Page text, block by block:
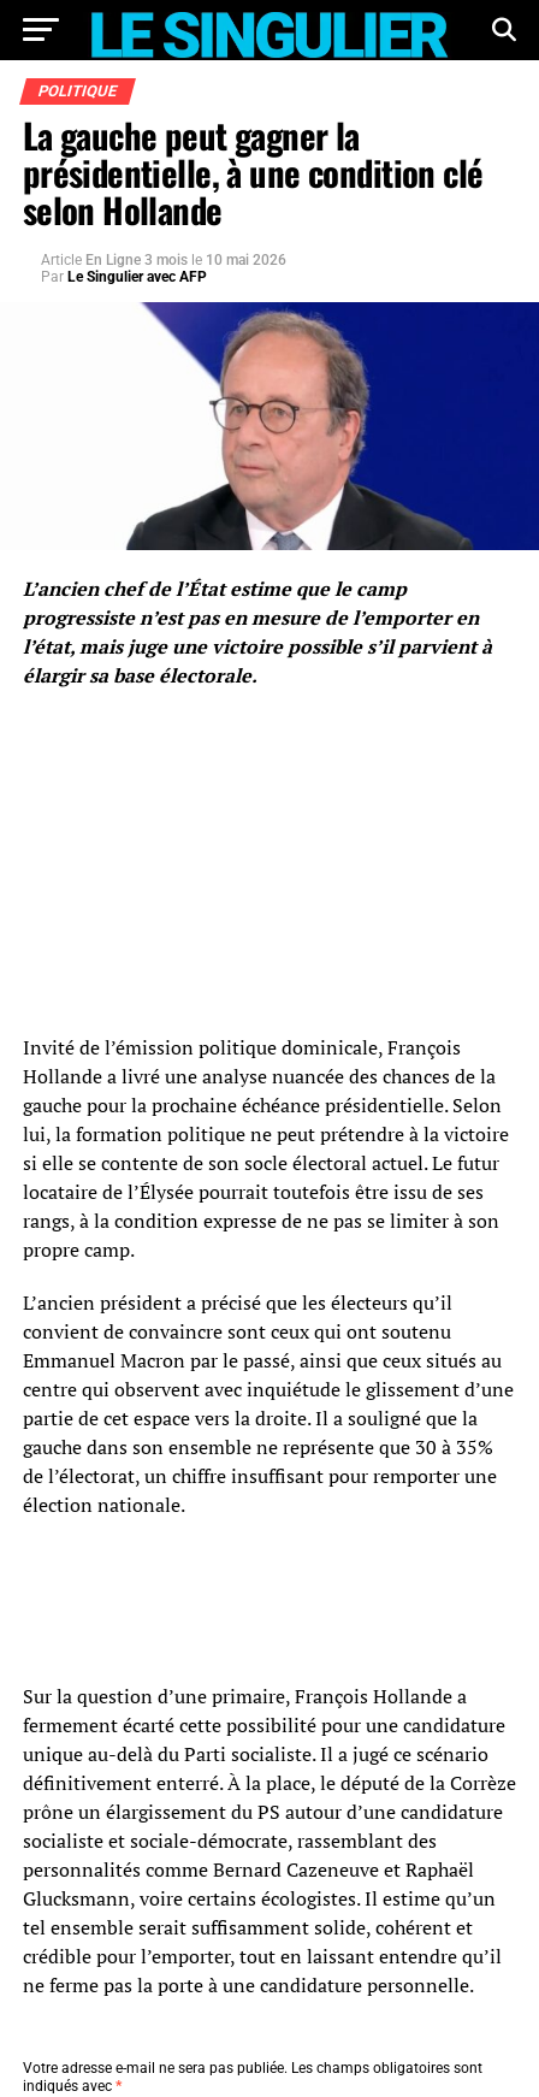
POLITIQUE
La gauche peut gagner la
présidentielle, à une condition clé
selon Hollande
Article En Ligne 3 mois le 10 mai 2026
Par Le Singulier avec AFP
L’ancien chef de l’État estime que le camp
progressiste n’est pas en mesure de l’emporter en
l’état, mais juge une victoire possible s’il parvient à
élargir sa base électorale.
Invité de l’émission politique dominicale, François
Hollande a livré une analyse nuancée des chances de la
gauche pour la prochaine échéance présidentielle. Selon
lui, la formation politique ne peut prétendre à la victoire
si elle se contente de son socle électoral actuel. Le futur
locataire de l’Élysée pourrait toutefois être issu de ses
rangs, à la condition expresse de ne pas se limiter à son
propre camp.
L’ancien président a précisé que les électeurs qu’il
convient de convaincre sont ceux qui ont soutenu
Emmanuel Macron par le passé, ainsi que ceux situés au
centre qui observent avec inquiétude le glissement d’une
partie de cet espace vers la droite. Il a souligné que la
gauche dans son ensemble ne représente que 30 à 35%
de l’électorat, un chiffre insuffisant pour remporter une
élection nationale.
Sur la question d’une primaire, François Hollande a
fermement écarté cette possibilité pour une candidature
unique au-delà du Parti socialiste. Il a jugé ce scénario
définitivement enterré. À la place, le député de la Corrèze
prône un élargissement du PS autour d’une candidature
socialiste et sociale-démocrate, rassemblant des
personnalités comme Bernard Cazeneuve et Raphaël
Glucksmann, voire certains écologistes. Il estime qu’un
tel ensemble serait suffisamment solide, cohérent et
crédible pour l’emporter, tout en laissant entendre qu’il
ne ferme pas la porte à une candidature personnelle.
Votre adresse e-mail ne sera pas publiée. Les champs obligatoires sont
indiqués avec *